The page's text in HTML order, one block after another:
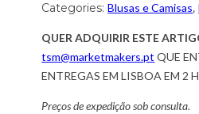
Categories:Blusas e Camisas,
QUER ADQUIRIR ESTE
tsm@marketmakers.pt QUE
ENTREGAS EM LISBOA EM 2
Preços de expedição sob consulta.